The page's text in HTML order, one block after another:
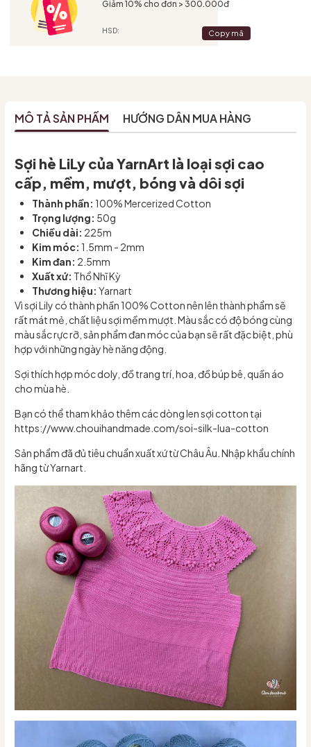
Giảm 10% cho đơn > 300.000đ
HSD: Copy mã
MÔ TẢ SẢN PHẨM HƯỚNG DẪN MUA HÀNG
Sợi hè LiLy của YarnArt là loại sợi cao
cấp, mềm, mượt, bóng và dôi sợi
Thành phần: 100% Mercerized Cotton
Trọng lượng: 50g
Chiều dài: 225m
Kim móc: 1.5mm - 2mm
Kim đan: 2.5mm
Xuất xứ: Thổ Nhĩ Kỳ
Thương hiệu: Yarnart
Vì sợi Lily có thành phần 100% Cotton nên lên thành phẩm sẽ
rất mát mẻ, chất liệu sợi mềm mượt. Màu sắc có độ bóng cùng
màu sắc rực rỡ, sản phẩm đan móc của bạn sẽ rất đặc biệt, phù
hợp với những ngày hè năng động.
Sợi thích hợp móc doly, đồ trang trí, hoa, đồ búp bê, quần áo
cho mùa hè.
Bạn có thể tham khảo thêm các dòng len sợi cotton tại
https://www.chouihandmade.com/soi-silk-lua-cotton
Sản phẩm đã đủ tiêu chuẩn xuất xứ từ Châu Âu. Nhập khẩu chính
hãng từ Yarnart.